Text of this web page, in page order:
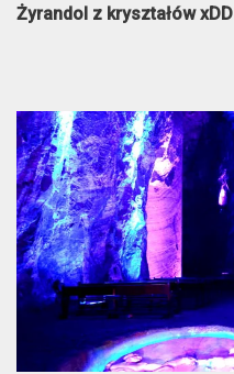
Żyrandol z kryształów xDD